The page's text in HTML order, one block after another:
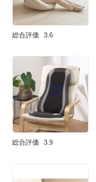
総合評価 3.6
総合評価 3.9